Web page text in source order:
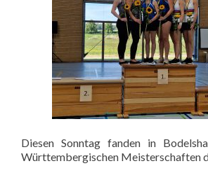
Diesen Sonntag fanden in
Württembergischen Meisterschaften